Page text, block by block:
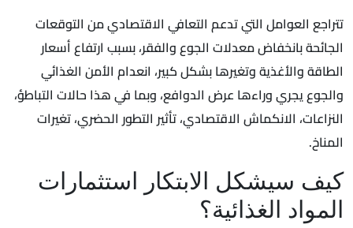
تتراجع العوامل التي تدعم التعافي الاقتصادي من التوقعات
الجائحة بانخفاض معدلات الجوع والفقر، بسبب ارتفاع أسعار
الطاقة والأغذية وتغيرها بشكل كبير، انعدام الأمن الغذائي
والجوع يجري وراءها عرض الدوافع، وبما في هذا حالات التباطؤ،
النزاعات، الانكماش الاقتصادي، تأثير التطور الحضري، تغيرات
المناخ.
كيف سيشكل الابتكار استثمارات
المواد الغذائية؟